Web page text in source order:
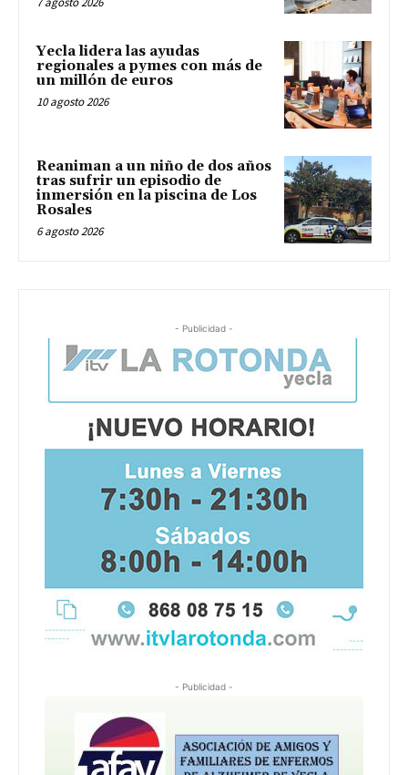
Yecla lidera las ayudas
regionales a pymes con más de
un millón de euros
10 agosto 2026
Reaniman a un niño de dos años
tras sufrir un episodio de
inmersión en la piscina de Los
Rosales
6 agosto 2026
- Publicidad -
- Publicidad -